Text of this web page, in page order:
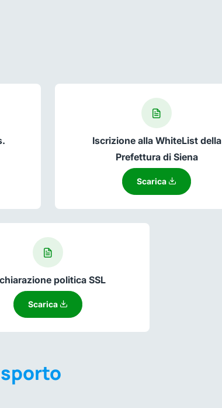
Iscrizione alla WhiteList della
Prefettura di Siena
Scarica
politica SSL
Scarica